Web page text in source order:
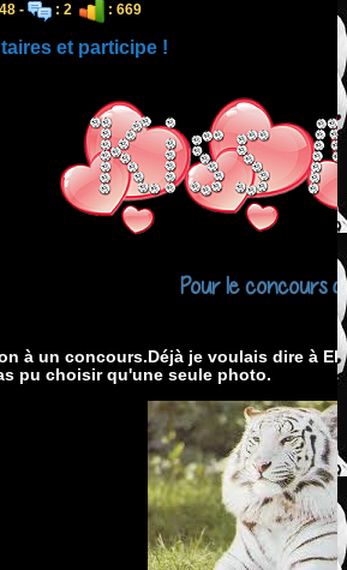
- : 2 : 669
et participe !
Pour le concours
à un concours.Déjà je voulais dire à
pu choisir qu'une seule photo.